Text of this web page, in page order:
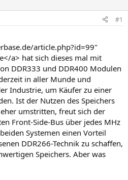
#1
article.php?id=99"
a> hat sich dieses mal mit
DDR333 und DDR400 Modulen
in aller Munde und
Industrie, um Käufer zu einer
Ist der Nutzen des Speichers
umstritten, freut sich der
Front-Side-Bus über jedes MHz
Systemen einen Vorteil
DDR266-Technik zu schaffen,
Speichers. Aber was